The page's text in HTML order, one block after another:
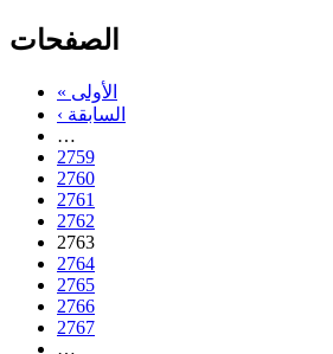
الصفحات
« الأولى
‹ السابقة
…
2759
2760
2761
2762
2763
2764
2765
2766
2767
…